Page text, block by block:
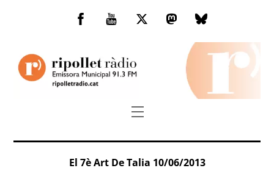
Facebook
You
TwitterMastodonBluesky
Menu
El 7è Art De Talia 10/06/2013